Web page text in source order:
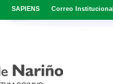
SAPIENS Correo